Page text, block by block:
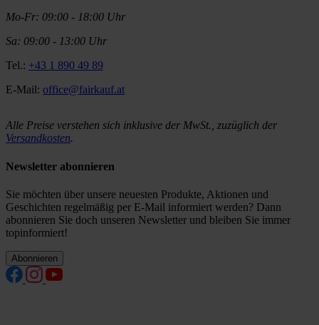
Mo-Fr: 09:00 - 18:00 Uhr
Sa: 09:00 - 13:00 Uhr
Tel.: +43 1 890 49 89
E-Mail: office@fairkauf.at
Alle Preise verstehen sich inklusive der MwSt., zuzüglich der
Versandkosten.
Newsletter abonnieren
Sie möchten über unsere neuesten Produkte, Aktionen und
Geschichten regelmäßig per E-Mail informiert werden? Dann
abonnieren Sie doch unseren Newsletter und bleiben Sie immer
topinformiert!
Abonnieren